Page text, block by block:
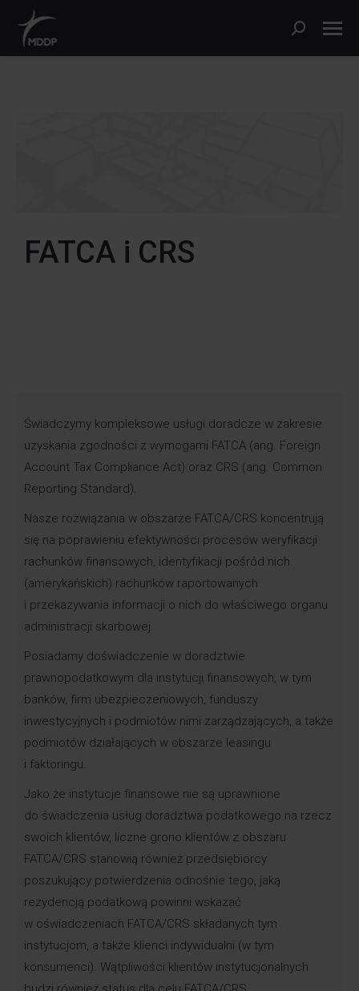
FATCA i CRS
Świadczymy kompleksowe usługi doradcze w zakresie
uzyskania zgodności z wymogami FATCA (ang. Foreign
Account Tax Compliance Act) oraz CRS (ang. Common
Reporting Standard).
Nasze rozwiązania w obszarze FATCA/CRS koncentrują
się na poprawieniu efektywności procesów weryfikacji
rachunków finansowych, identyfikacji pośród nich
(amerykańskich) rachunków raportowanych
i przekazywania informacji o nich do właściwego organu
administracji skarbowej.
Posiadamy doświadczenie w doradztwie
prawnopodatkowym dla instytucji finansowych, w tym
banków, firm ubezpieczeniowych, funduszy
inwestycyjnych i podmiotów nimi zarządzających, a także
podmiotów działających w obszarze leasingu
i faktoringu.
Jako że instytucje finansowe nie są uprawnione
do świadczenia usług doradztwa podatkowego na rzecz
swoich klientów, liczne grono klientów z obszaru
FATCA/CRS stanowią również przedsiębiorcy
poszukujący potwierdzenia odnośnie tego, jaką
rezydencją podatkową powinni wskazać
w oświadczeniach FATCA/CRS składanych tym
instytucjom, a także klienci indywidualni (w tym
konsumenci). Wątpliwości klientów instytucjonalnych